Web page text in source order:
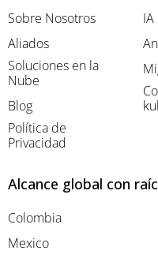
Sobre Nosotros
Aliados
Soluciones en la
Nube
Blog
Política de
Privacidad
Alcance global con
Colombia
Mexico